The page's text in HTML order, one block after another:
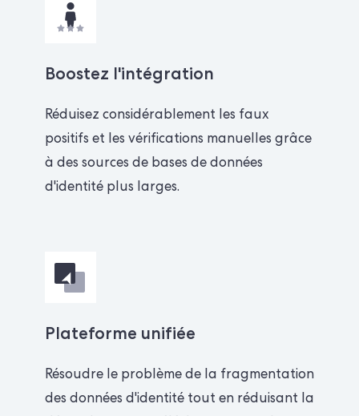
Boostez l'intégration
Réduisez considérablement les faux
positifs et les vérifications manuelles grâce
à des sources de bases de données
d'identité plus larges.
Plateforme unifiée
Résoudre le problème de la fragmentation
des données d'identité tout en réduisant la